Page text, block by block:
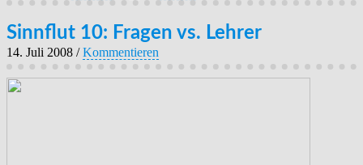
Sinnflut 10: Fragen vs. Lehrer
14. Juli 2008 /Kommentieren